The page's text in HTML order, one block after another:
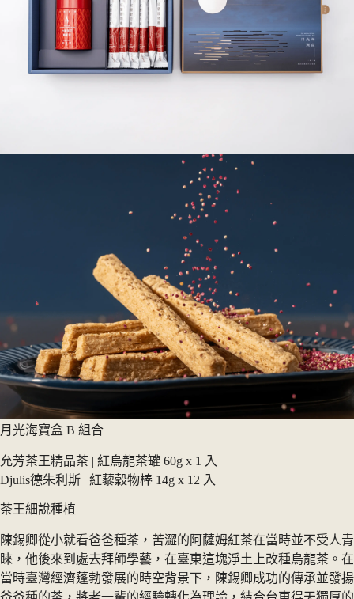
月光海寶盒 B 組合
允芳茶王精品茶 | 紅烏龍茶罐 60g x 1 入
Djulis德朱利斯 | 紅藜穀物棒 14g x 12 入
茶王細說種植
陳錫卿從小就看爸爸種茶，苦澀的阿薩姆紅茶在當時並不受人青
睞，他後來到處去拜師學藝，在臺東這塊淨土上改種烏龍茶。在
當時臺灣經濟蓬勃發展的時空背景下，陳錫卿成功的傳承並發揚